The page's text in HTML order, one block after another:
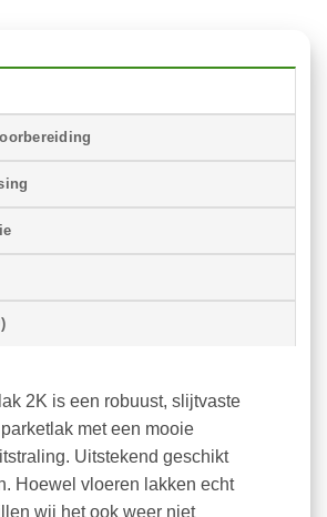
2K is een robuust, slijtvaste
met een mooie
Uitstekend geschikt
Hoewel vloeren lakken echt
wij het ook weer niet